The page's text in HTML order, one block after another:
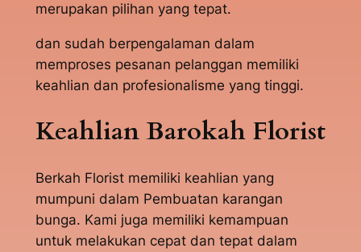
merupakan pilihan yang tepat.
dan sudah berpengalaman dalam
memproses pesanan pelanggan memiliki
keahlian dan profesionalisme yang tinggi.
Keahlian Barokah Florist
Berkah Florist memiliki keahlian yang
mumpuni dalam Pembuatan karangan
bunga. Kami juga memiliki kemampuan
untuk melakukan cepat dan tepat dalam